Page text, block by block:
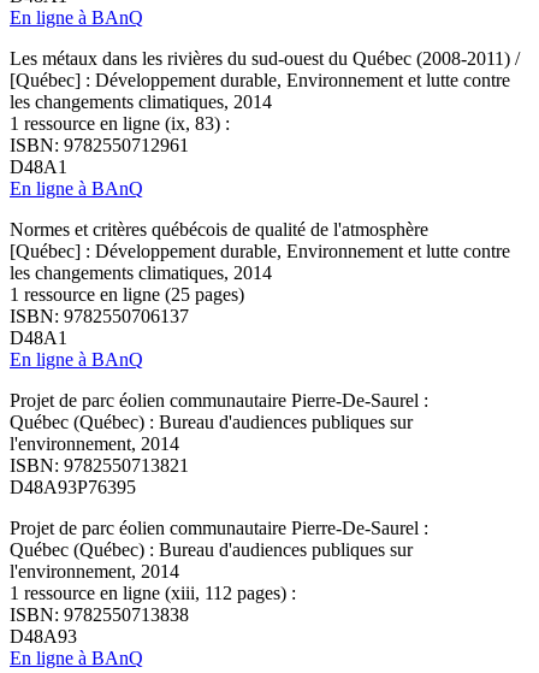
En ligne à BAnQ
Les métaux dans les rivières du sud-ouest du Québec (2008-2011) /
[Québec] : Développement durable, Environnement et lutte contre
les changements climatiques, 2014
1 ressource en ligne (ix, 83) :
ISBN: 9782550712961
D48A1
En ligne à BAnQ
Normes et critères québécois de qualité de l'atmosphère
[Québec] : Développement durable, Environnement et lutte contre
les changements climatiques, 2014
1 ressource en ligne (25 pages)
ISBN: 9782550706137
D48A1
En ligne à BAnQ
Projet de parc éolien communautaire Pierre-De-Saurel :
Québec (Québec) : Bureau d'audiences publiques sur
l'environnement, 2014
ISBN: 9782550713821
D48A93P76395
Projet de parc éolien communautaire Pierre-De-Saurel :
Québec (Québec) : Bureau d'audiences publiques sur
l'environnement, 2014
1 ressource en ligne (xiii, 112 pages) :
ISBN: 9782550713838
D48A93
En ligne à BAnQ